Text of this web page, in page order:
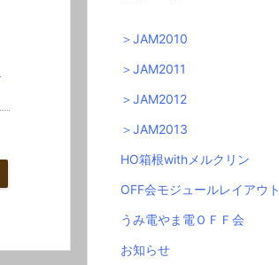
＞JAM2010
＞JAM2011
＞JAM2012
＞JAM2013
HO箱根withメルクリン
OFF会モジュールレイアウト
うみ電やま電ＯＦＦ会
お知らせ